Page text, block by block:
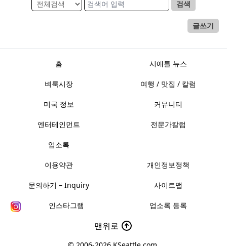
검색
글쓰기
홈 시애틀 뉴스
벼룩시장 여행 / 맛집 / 칼럼
미국 정보 커뮤니티
엔터테인먼트 전문가칼럼
업소록
이용약관 개인정보정책
문의하기 – Inquiry 사이트맵
인스타그램 업소록 등록
맨위로